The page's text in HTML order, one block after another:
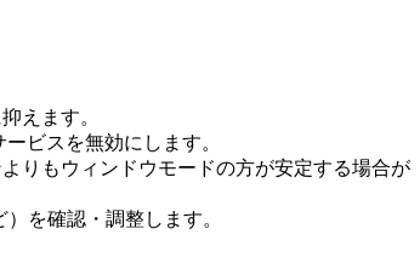
えます。
ビスを無効にします。
りもウィンドウモードの方が安定する場合が
を確認・調整します。